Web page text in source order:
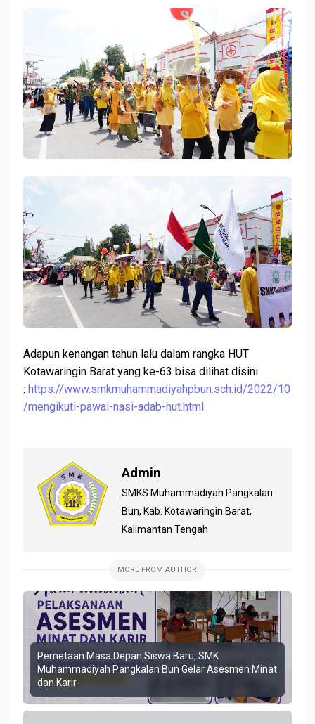
Adapun kenangan tahun lalu dalam rangka HUT
Kotawaringin Barat yang ke-63 bisa dilihat disini
:https://www.smkmuhammadiyahpbun.sch.id/2022/10
/mengikuti-pawai-nasi-adab-hut.html
Admin
SMKS Muhammadiyah Pangkalan
Bun, Kab. Kotawaringin Barat,
Kalimantan Tengah
MORE FROM AUTHOR
Pemetaan Masa Depan Siswa Baru, SMK
Muhammadiyah Pangkalan Bun Gelar Asesmen Minat
dan Karir